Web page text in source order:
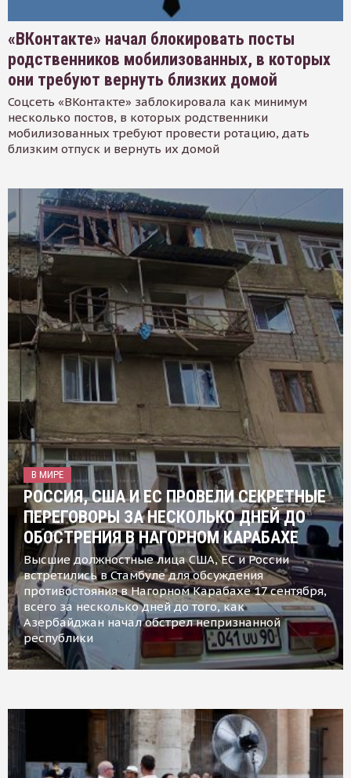
«ВКонтакте» начал блокировать посты
родственников мобилизованных, в которых
они требуют вернуть близких домой
Соцсеть «ВКонтакте» заблокировала как минимум
несколько постов, в которых родственники
мобилизованных требуют провести ротацию, дать
близким отпуск и вернуть их домой
В МИРЕ
РОССИЯ, США И ЕС ПРОВЕЛИ СЕКРЕТНЫЕ
ПЕРЕГОВОРЫ ЗА НЕСКОЛЬКО ДНЕЙ ДО
ОБОСТРЕНИЯ В НАГОРНОМ КАРАБАХЕ
Высшие должностные лица США, ЕС и России
встретились в Стамбуле для обсуждения
противостояния в Нагорном Карабахе 17 сентября,
всего за несколько дней до того, как
Азербайджан начал обстрел непризнанной
республики